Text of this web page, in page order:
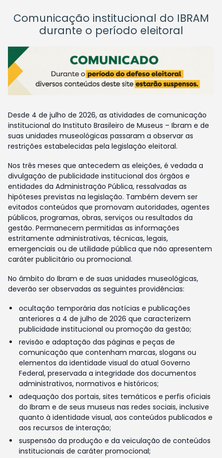
Comunicação institucional do IBRAM
durante o período eleitoral
Desde 4 de julho de 2026, as atividades de comunicação
institucional do Instituto Brasileiro de Museus – Ibram e de
suas unidades museológicas passaram a observar as
restrições estabelecidas pela legislação eleitoral.
Nos três meses que antecedem as eleições, é vedada a
divulgação de publicidade institucional dos órgãos e
entidades da Administração Pública, ressalvadas as
hipóteses previstas na legislação. Também devem ser
evitados conteúdos que promovam autoridades, agentes
públicos, programas, obras, serviços ou resultados da
gestão. Permanecem permitidas as informações
estritamente administrativas, técnicas, legais,
emergenciais ou de utilidade pública que não apresentem
caráter publicitário ou promocional.
No âmbito do Ibram e de suas unidades museológicas,
deverão ser observadas as seguintes providências:
ocultação temporária das notícias e publicações
anteriores a 4 de julho de 2026 que caracterizem
publicidade institucional ou promoção da gestão;
revisão e adaptação das páginas e peças de
comunicação que contenham marcas, slogans ou
elementos da identidade visual do atual Governo
Federal, preservada a integridade dos documentos
administrativos, normativos e históricos;
adequação dos portais, sites temáticos e perfis oficiais
do Ibram e de seus museus nas redes sociais, inclusive
quanto à identidade visual, aos conteúdos publicados e
aos recursos de interação;
suspensão da produção e da veiculação de conteúdos
institucionais de caráter promocional;